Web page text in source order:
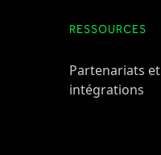
RESSOURCES
Partenariats et
intégrations